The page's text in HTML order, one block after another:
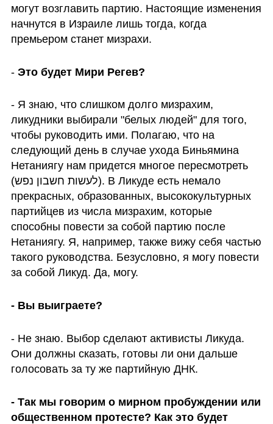
могут возглавить партию. Настоящие изменения
начнутся в Израиле лишь тогда, когда
премьером станет мизрахи.
- Это будет Мири Регев?
- Я знаю, что слишком долго мизрахим,
ликудники выбирали "белых людей" для того,
чтобы руководить ими. Полагаю, что на
следующий день в случае ухода Биньямина
Нетаниягу нам придется многое пересмотреть
(לעשות חשבון נפש). В Ликуде есть немало
прекрасных, образованных, высококультурных
партийцев из числа мизрахим, которые
способны повести за собой партию после
Нетаниягу. Я, например, также вижу себя частью
такого руководства. Безусловно, я могу повести
за собой Ликуд. Да, могу.
- Вы выиграете?
- Не знаю. Выбор сделают активисты Ликуда.
Они должны сказать, готовы ли они дальше
голосовать за ту же партийную ДНК.
- Так мы говорим о мирном пробуждении или
общественном протесте? Как это будет